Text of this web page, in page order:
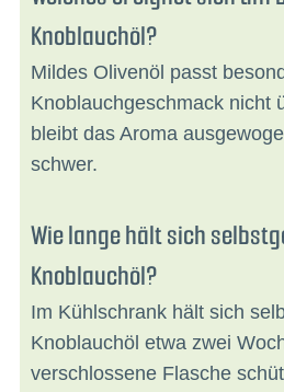
Knoblauchöl?
Mildes Olivenöl passt
Knoblauchgeschmack nicht
bleibt das Aroma
schwer.
Wie lange hält sich
Knoblauchöl?
Im Kühlschrank hält sich
Knoblauchöl etwa zwei
verschlossene Flasche